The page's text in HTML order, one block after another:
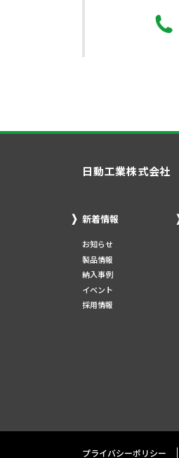
日動工業株式会社
新着情報
お知らせ
製品情報
納入事例
イベント
採用情報
プライバシーポリシー